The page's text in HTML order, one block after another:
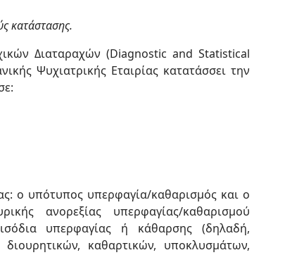
κατάστασης.
Διαταραχών (Diagnostic and Statistical
Ψυχιατρικής Εταιρίας κατατάσσει την
ο υπότυπος υπερφαγία/καθαρισμός και ο
ανορεξίας υπερφαγίας/καθαρισμού
υπερφαγίας ή κάθαρσης (δηλαδή,
καθαρτικών, υποκλυσμάτων,